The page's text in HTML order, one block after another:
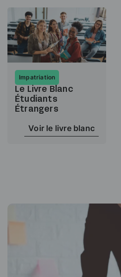
Impatriation
Le Livre Blanc
Étudiants
Étrangers
Voir le livre blanc